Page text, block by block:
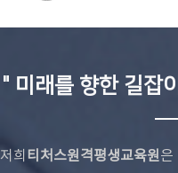
" 미래를 향한 길잡
저희 티처스원격평생교육원은